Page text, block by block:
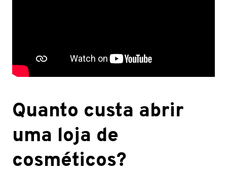
Quanto custa abrir
uma loja de
cosméticos?